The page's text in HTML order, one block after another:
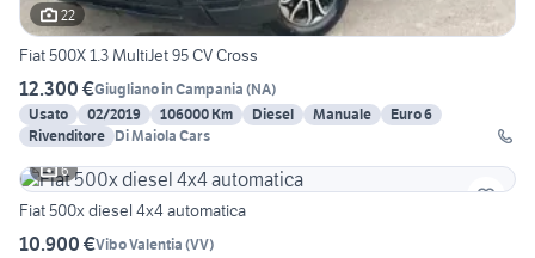
22
Fiat 500X 1.3 MultiJet 95 CV Cross
12.300 €Giugliano in Campania (NA)
Usato
02/2019 106000 Km Diesel Manuale
Euro 6
Rivenditore Di Maiola Cars
6
Fiat 500x diesel 4x4 automatica
10.900 €Vibo Valentia (VV)